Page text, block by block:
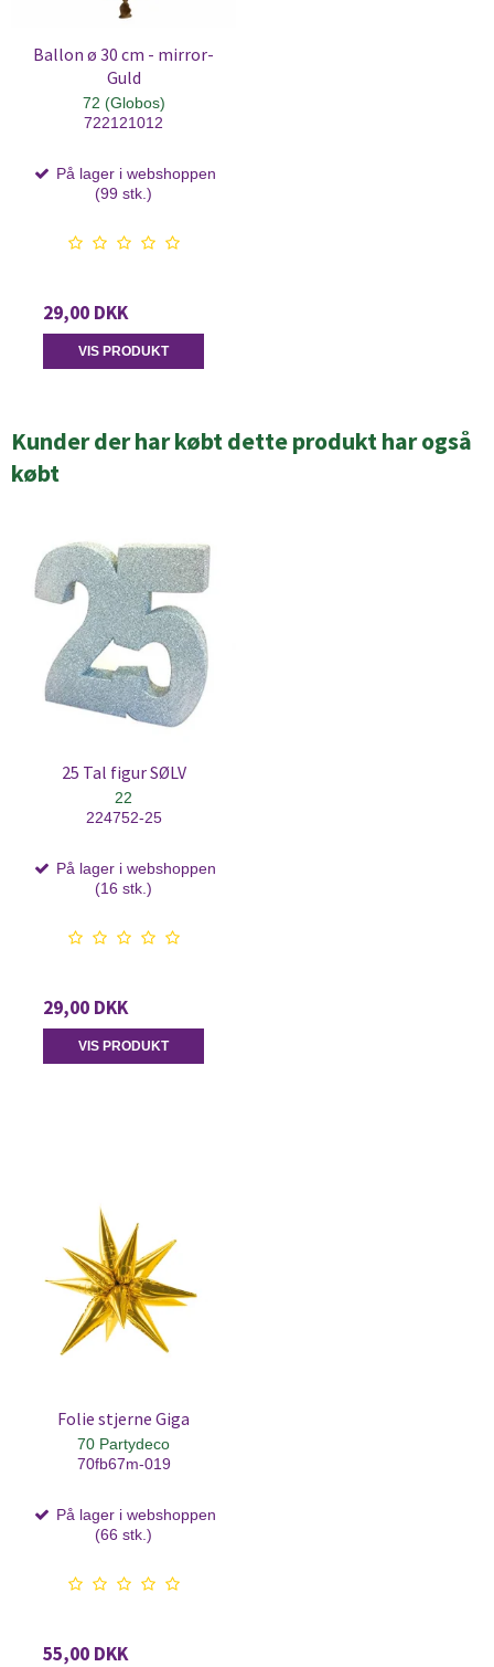
Ballon ø 30 cm - mirror-
Guld
72 (Globos)
722121012
På lager i webshoppen
(99 stk.)
29,00 DKK
VIS PRODUKT
Kunder der har købt dette produkt har også
købt
25 Tal figur SØLV
22
224752-25
På lager i webshoppen
(16 stk.)
29,00 DKK
VIS PRODUKT
Folie stjerne Giga
70 Partydeco
70fb67m-019
På lager i webshoppen
(66 stk.)
55,00 DKK